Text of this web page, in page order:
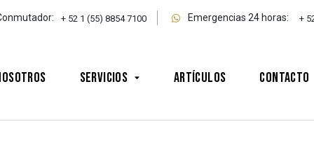
+ 52 1 (55) 8854 7100 Emergencias 24 horas: +
Servicios Artículos Contacto